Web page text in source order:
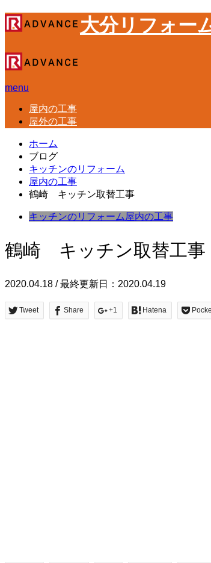
大分リフォー
menu
屋内の工事
屋外の工事
ホーム
ブログ
キッチンのリフォーム
屋内の工事
鶴崎 キッチン取替工事
キッチンのリフォーム 屋内の工事
鶴崎 キッチン取替工事
2020.04.18 / 最終更新日：2020.04.19
Tweet Share +1 Hatena